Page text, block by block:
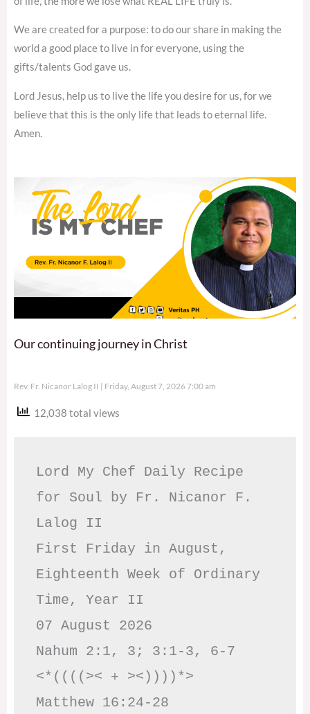
We are created for a purpose: to do our share in making the
world a good place to live in for everyone, using the
gifts/talents God gave us.
Lord Jesus, help us to live the life you desire for us, for we
believe that this is the only life that leads to eternal life.
Amen.
Our continuing journey in Christ
Rev. Fr. Nicanor Lalog II Friday, August 7, 2026 7:00 am
12,038 total views
Lord My Chef Daily Recipe
for Soul by Fr. Nicanor F.
Lalog II
First Friday in August,
Eighteenth Week of Ordinary
Time, Year II
07 August 2026
Nahum 2:1, 3; 3:1-3, 6-7
<*((((>< + ><))))*>
Matthew 16:24-28